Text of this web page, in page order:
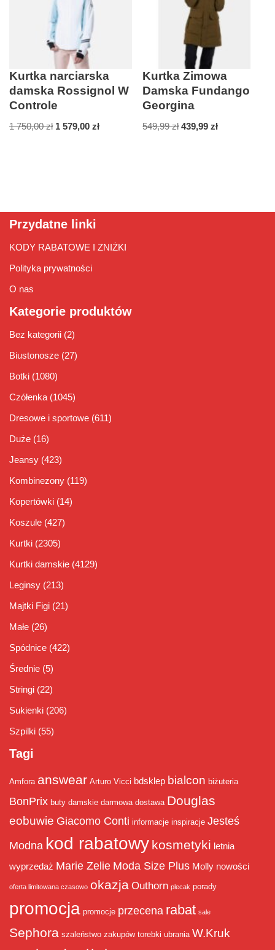
Kurtka narciarska
damska Rossignol W
Controle
1 750,00zł 1 579,00 zł
Kurtka Zimowa
Damska Fundango
Georgina
549,99zł 439,99zł
Przydatne linki
KODY RABATOWE I ZNIŻKI
Polityka prywatności
O nas
Kategorie produktów
Bez kategorii (2)
Biustonosze (27)
Botki (1080)
Czółenka (1045)
Dresowe i sportowe (611)
Duże (16)
Jeansy (423)
Kombinezony (119)
Kopertówki (14)
Koszule (427)
Kurtki (2305)
Kurtki damskie (4129)
Leginsy (213)
Majtki Figi (21)
Małe (26)
Spódnice (422)
Średnie (5)
Stringi (22)
Sukienki (206)
Szpilki (55)
Tagi
Amfora answear Arturo Vicci bdsklep bialcon biżuteria
BonPrix buty damskie darmowa dostawa Douglas
eobuwie Giacomo Conti informacje inspiracje Jesteś
Modna kod rabatowy kosmetyki letnia
wyprzedaż Marie Zelie Moda Size Plus Molly nowości
oferta limitowana czasowo okazja Outhorn plecak porady
promocja promocje przecena rabat sale
Sephora szaleństwo zakupów torebki ubrania W.Kruk